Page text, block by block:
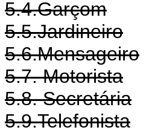
5.4.Garçom
5.5.Jardineiro
5.6.Mensageiro
5.7. Motorista
5.8. Secretária
5.9.Telefonista